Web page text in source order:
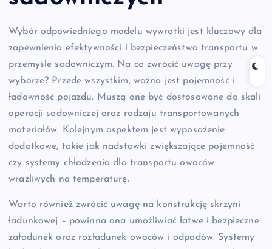
Wybór odpowiedniego modelu wywrotki jest kluczowy dla
zapewnienia efektywności i bezpieczeństwa transportu w
przemyśle sadowniczym. Na co zwrócić uwagę przy
wyborze? Przede wszystkim, ważna jest pojemność i
ładowność pojazdu. Muszą one być dostosowane do skali
operacji sadowniczej oraz rodzaju transportowanych
materiałów. Kolejnym aspektem jest wyposażenie
dodatkowe, takie jak nadstawki zwiększające pojemność
czy systemy chłodzenia dla transportu owoców
wrażliwych na temperaturę.
Warto również zwrócić uwagę na konstrukcję skrzyni
ładunkowej – powinna ona umożliwiać łatwe i bezpieczne
załadunek oraz rozładunek owoców i odpadów. Systemy